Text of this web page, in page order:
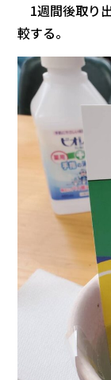
1週間後取り
較する。